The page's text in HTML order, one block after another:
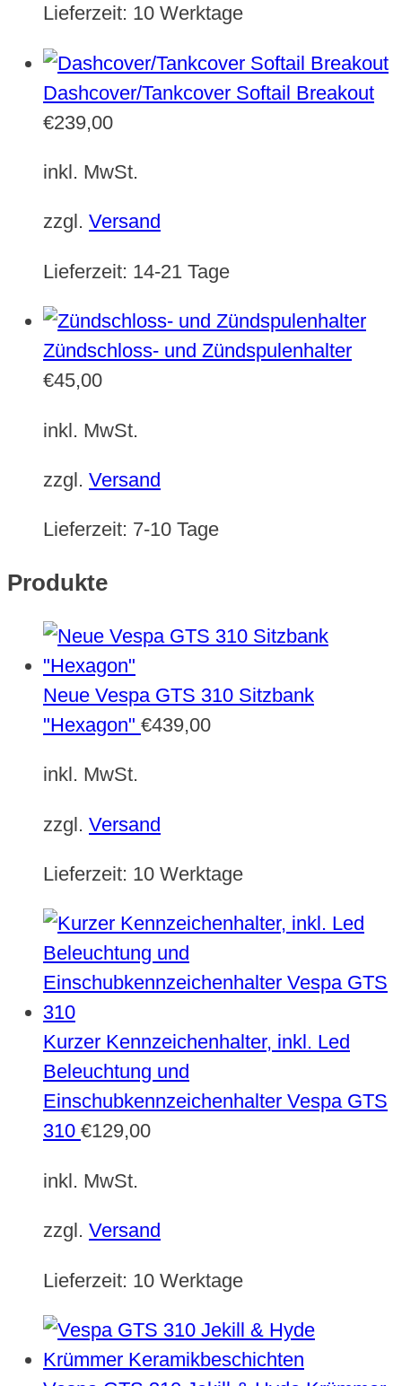
Lieferzeit: 10 Werktage
Dashcover/Tankcover Softail Breakout
€239,00
inkl. MwSt.
zzgl. Versand
Lieferzeit: 14-21 Tage
Zündschloss- und Zündspulenhalter
€45,00
inkl. MwSt.
zzgl. Versand
Lieferzeit: 7-10 Tage
Produkte
Neue Vespa GTS 310 Sitzbank
"Hexagon" €439,00
inkl. MwSt.
zzgl. Versand
Lieferzeit: 10 Werktage
Kurzer Kennzeichenhalter, inkl. Led
Beleuchtung und
Einschubkennzeichenhalter Vespa GTS
310 €129,00
inkl. MwSt.
zzgl. Versand
Lieferzeit: 10 Werktage